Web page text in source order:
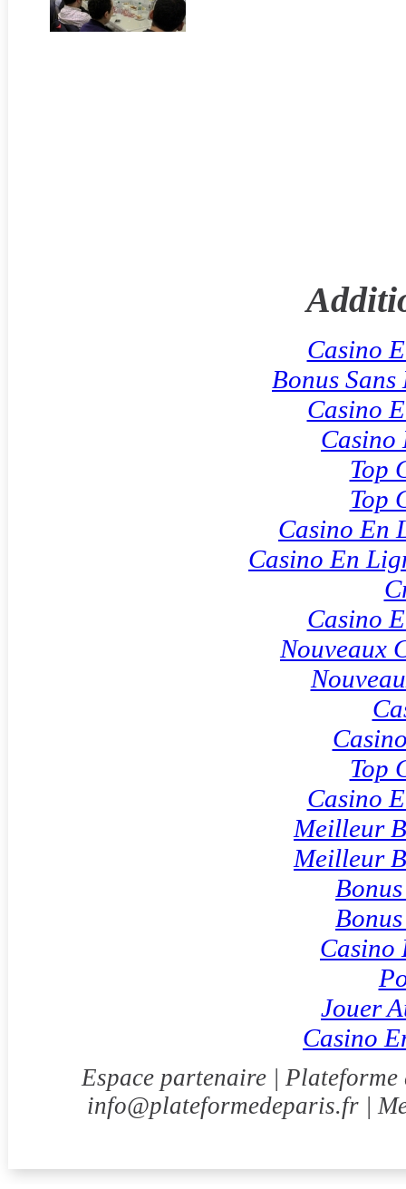
Casino
Bonus
Casino
Casino
Top
Top
Casino En
Casino En
Casino
Nouveaux
Top
Casino
Meilleur
Meilleur
Casino
Jouer
Casino
Espace partenaire |
info@plateformedeparis.fr|